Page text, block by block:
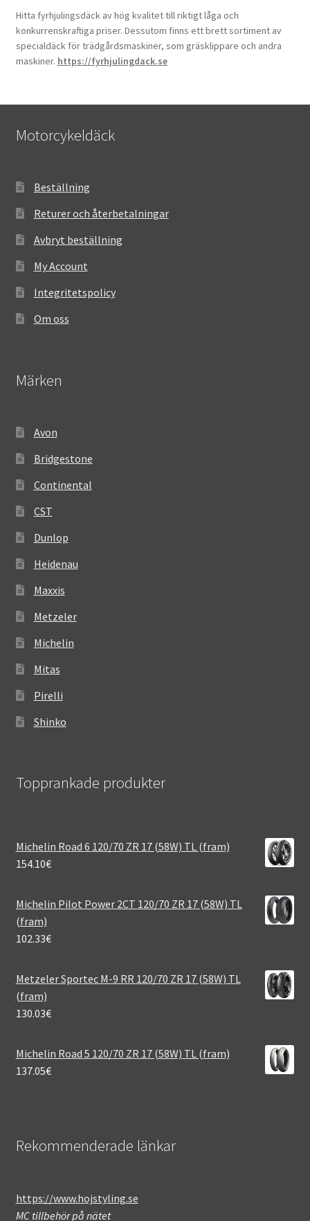
Hitta fyrhjulingsdäck av hög kvalitet till riktigt låga och
konkurrenskraftiga priser. Dessutom finns ett brett sortiment av
specialdäck för trädgårdsmaskiner, som gräsklippare och andra
maskiner. https://fyrhjulingdack.se
Motorcykeldäck
Beställning
Returer och återbetalningar
Avbryt beställning
My Account
Integritetspolicy
Om oss
Märken
Avon
Bridgestone
Continental
CST
Dunlop
Heidenau
Maxxis
Metzeler
Michelin
Mitas
Pirelli
Shinko
Topprankade produkter
Michelin Road 6 120/70 ZR 17 (58W) TL (fram)
154.10€
Michelin Pilot Power 2CT 120/70 ZR 17 (58W) TL
(fram)
102.33€
Metzeler Sportec M-9 RR 120/70 ZR 17 (58W) TL
(fram)
130.03€
Michelin Road 5 120/70 ZR 17 (58W) TL (fram)
137.05€
Rekommenderade länkar
https://www.hojstyling.se
MC tillbehör på nätet